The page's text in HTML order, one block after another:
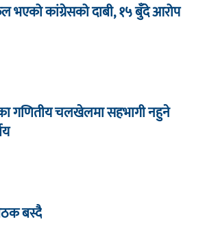
कांग्रेसको दाबी, १५ बुँदे आरोप
गणितीय चलखेलमा सहभागी नहुने
बस्दै